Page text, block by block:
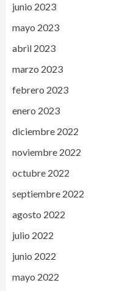
junio 2023
mayo 2023
abril 2023
marzo 2023
febrero 2023
enero 2023
diciembre 2022
noviembre 2022
octubre 2022
septiembre 2022
agosto 2022
julio 2022
junio 2022
mayo 2022